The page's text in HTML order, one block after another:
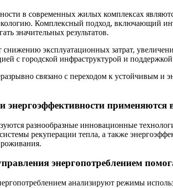
в современных жилых комплексах
Комплексный подход, включающий
значительных результатов.
снижению эксплуатационных затрат,
с городской инфраструктурой и поддержкой
связано с переходом к устойчивым
энергоэффективности
разнообразные инновационные
рекуперации тепла, а также
энергопотреблением
анализируют режимы